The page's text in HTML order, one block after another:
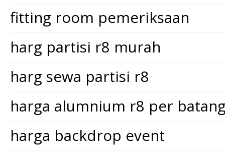
fitting room pemeriksaan
harg partisi r8 murah
harg sewa partisi r8
harga alumnium r8 per
harga backdrop event